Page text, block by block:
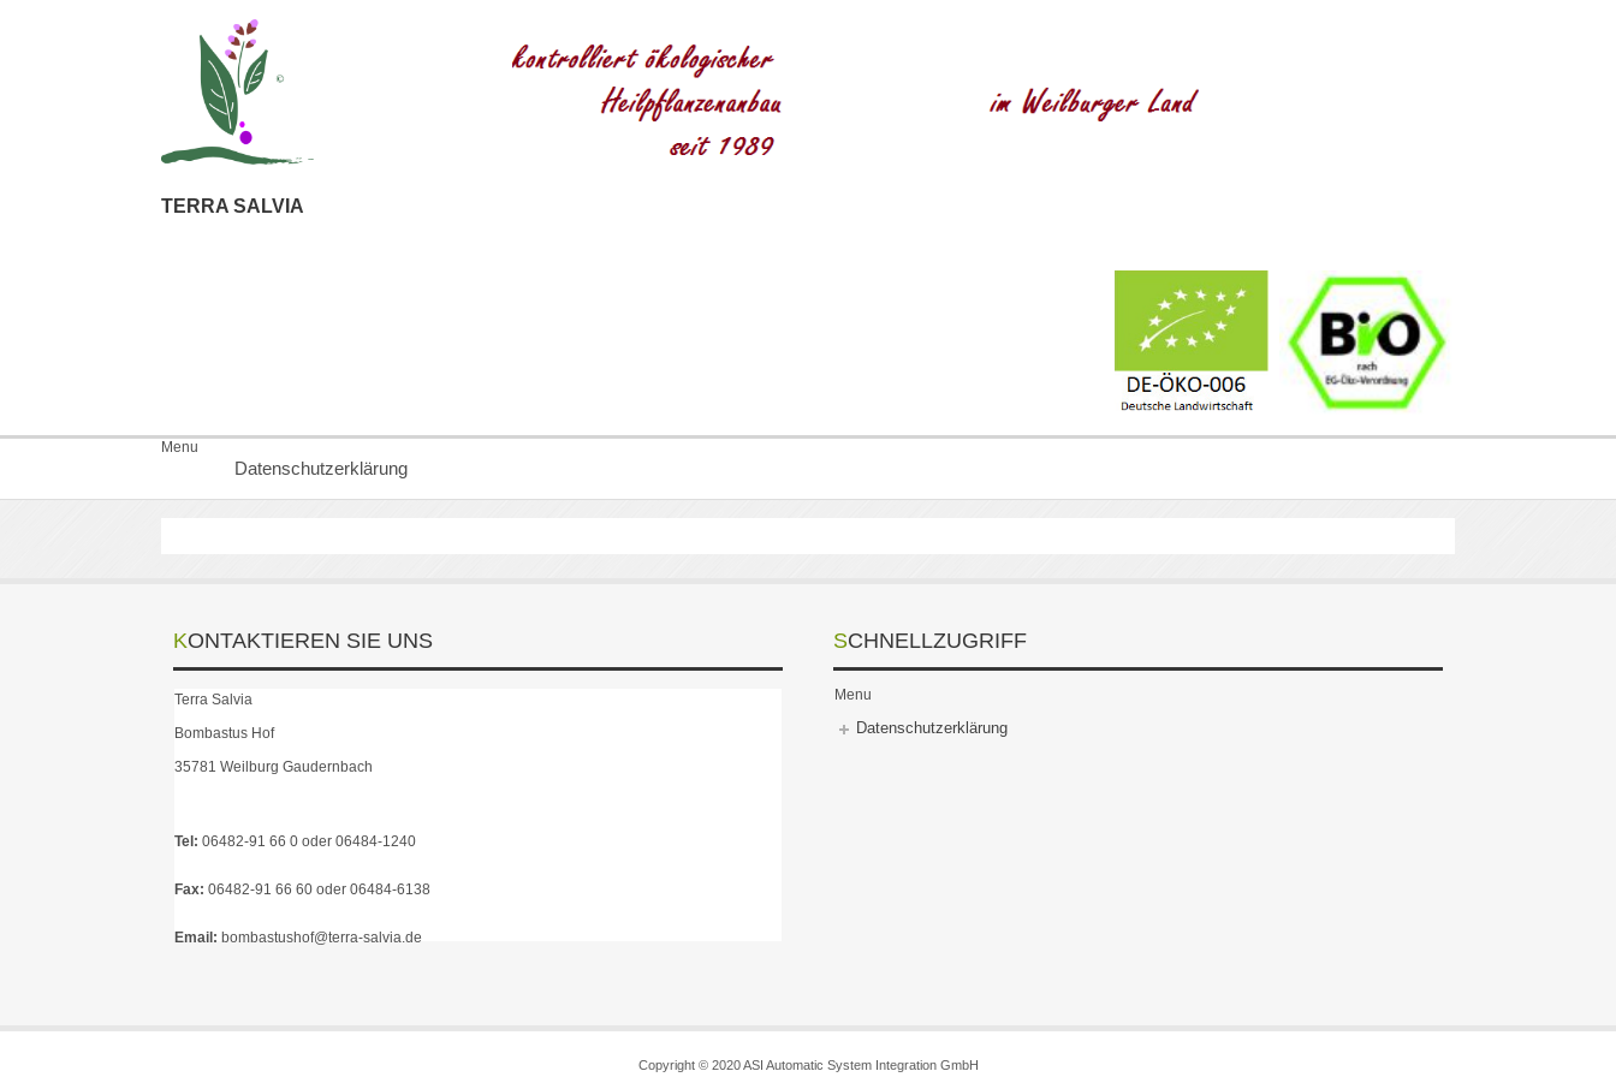
TERRA SALVIA
Menu
Datenschutzerklärung
KONTAKTIEREN SIE UNS
Terra Salvia
Bombastus Hof
35781 Weilburg Gaudernbach
Tel: 06482-91 66 0 oder 06484-1240
Fax: 06482-91 66 60 oder 06484-6138
Email: bombastushof@terra-salvia.de
Salbei Salbeitee Salbei Tee Salbei anbauen Salbei kaufen Salbei Preis Salbei EUR Salbei Euro Bio Salbeitee Biosalbeitee Biosalbei Tee Bio-Salbei Tee Halsweh lindern Stimme schonen
SCHNELLZUGRIFF
Menu
Datenschutzerklärung
Copyright © 2020 ASI Automatic System Integration GmbH